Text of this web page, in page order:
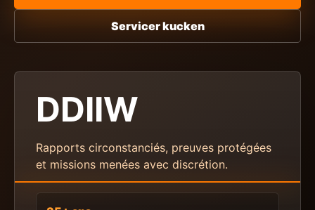
Servicer kucken
DDIIW
Rapports circonstanciés, preuves protégées
et missions menées avec discrétion.